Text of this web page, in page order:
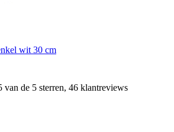
wit 30 cm
van de 5 sterren, 46 klantreviews